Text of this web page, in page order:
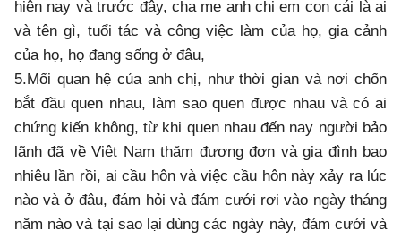
hiện nay và trước đây, cha mẹ anh chị em con cái là ai
và tên gì, tuổi tác và công việc làm của họ, gia cảnh
của họ, họ đang sống ở đâu,
5.Mối quan hệ của anh chị, như thời gian và nơi chốn
bắt đầu quen nhau, làm sao quen được nhau và có ai
chứng kiến không, từ khi quen nhau đến nay người bảo
lãnh đã về Việt Nam thăm đương đơn và gia đình bao
nhiêu lần rồi, ai cầu hôn và việc cầu hôn này xảy ra lúc
nào và ở đâu, đám hỏi và đám cưới rơi vào ngày tháng
năm nào và tại sao lại dùng các ngày này, đám cưới và